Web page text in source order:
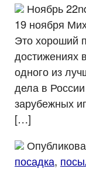
Ноябрь
19 ноября
Это хороший
достижениях
одного из
дела в
зарубежных
[…]
посадка,